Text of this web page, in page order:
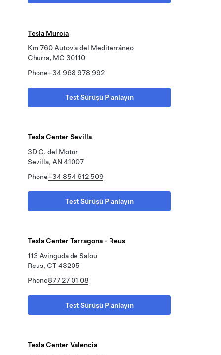
Tesla Murcia
Km 760 Autovía del Mediterráneo
Churra, MC 30110
Phone+34 968 978 992
Test Sürüşü Planlayın
Tesla Center Sevilla
3D C. del Motor
Sevilla, AN 41007
Phone+34 854 612 509
Test Sürüşü Planlayın
Tesla Center Tarragona - Reus
113 Avinguda de Salou
Reus, CT 43205
Phone877 27 01 08
Test Sürüşü Planlayın
Tesla Center Valencia